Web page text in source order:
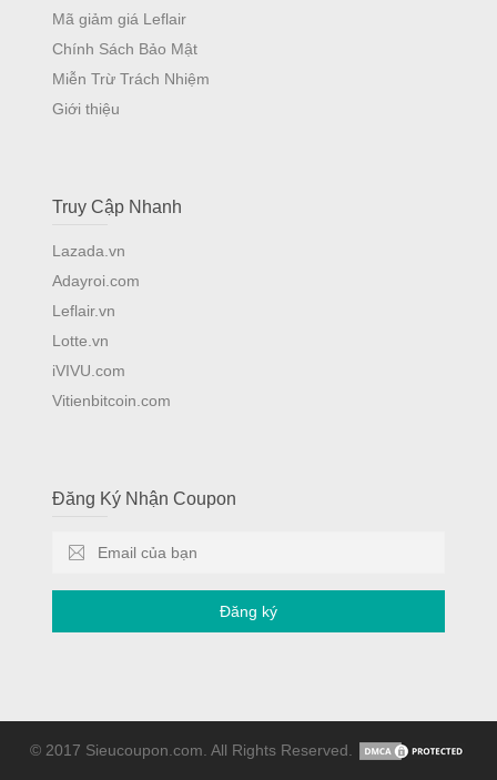
Mã giảm giá Leflair
Chính Sách Bảo Mật
Miễn Trừ Trách Nhiệm
Giới thiệu
Truy Cập Nhanh
Lazada.vn
Adayroi.com
Leflair.vn
Lotte.vn
iVIVU.com
Vitienbitcoin.com
Đăng Ký Nhận Coupon
Đăng ký
© 2017 Sieucoupon.com. All Rights Reserved.